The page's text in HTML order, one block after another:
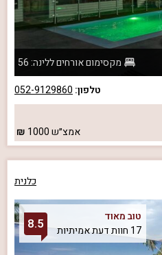
מקסימום אורחים ללינה: 56
טלפון: 052-9129860
אמצ״ש1000
כלנית
טוב מאוד
17 חוות דעת אמיתיות
8.5